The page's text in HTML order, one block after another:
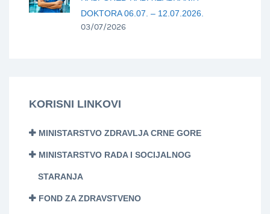
DOKTORA 06.07. – 12.07.2026.
03/07/2026
KORISNI LINKOVI
MINISTARSTVO ZDRAVLJA CRNE GORE
MINISTARSTVO RADA I SOCIJALNOG
STARANJA
FOND ZA ZDRAVSTVENO